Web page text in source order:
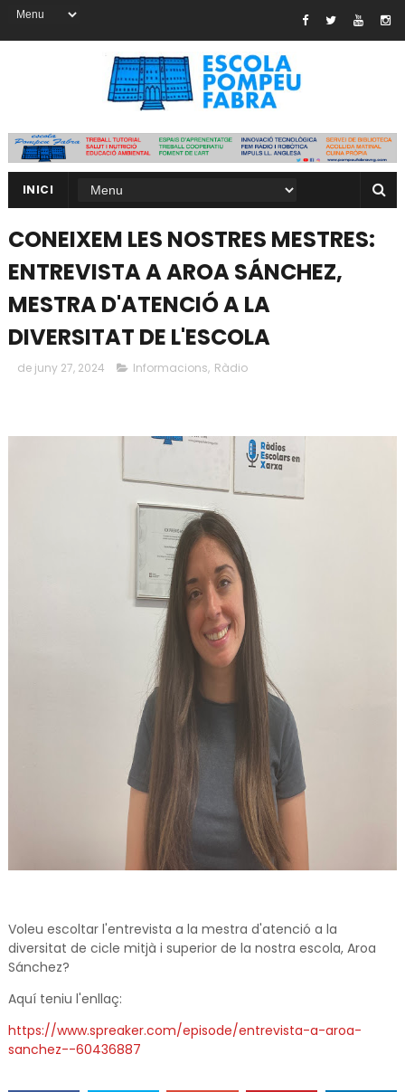
INICI
CONEIXEM LES NOSTRES MESTRES:
ENTREVISTA A AROA SÁNCHEZ,
MESTRA D'ATENCIÓ A LA
DIVERSITAT DE L'ESCOLA
de juny 27, 2024 Informacions, Ràdio
Voleu escoltar l'entrevista a la mestra d'atenció a la
diversitat de cicle mitjà i superior de la nostra escola, Aroa
Sánchez?
Aquí teniu l'enllaç:
https://www.spreaker.com/episode/entrevista-a-aroa-
sanchez--60436887